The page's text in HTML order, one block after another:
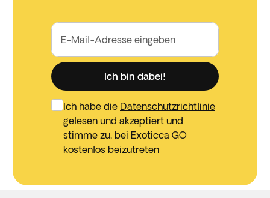
E-Mail-Adresse eingeben
Ich bin dabei!
Ich habe die Datenschutzrichtlinie
gelesen und akzeptiert und
stimme zu, bei Exoticca GO
kostenlos beizutreten